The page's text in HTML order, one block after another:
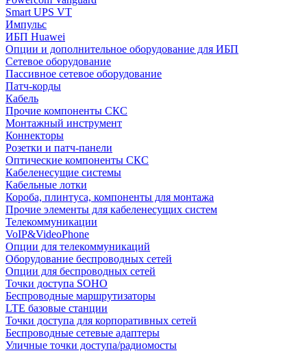
Smart UPS VT
Импульс
ИБП Huawei
Опции и дополнительное оборудование для ИБП
Сетевое оборудование
Пассивное сетевое оборудование
Патч-корды
Кабель
Прочие компоненты СКС
Монтажный инструмент
Коннекторы
Розетки и патч-панели
Оптические компоненты СКС
Кабеленесущие системы
Кабельные лотки
Короба, плинтуса, компоненты для монтажа
Прочие элементы для кабеленесущих систем
Телекоммуникации
VoIP&VideoPhone
Опции для телекоммуникаций
Оборудование беспроводных сетей
Опции для беспроводных сетей
Точки доступа SOHO
Беспроводные маршрутизаторы
LTE базовые станции
Точки доступа для корпоративных сетей
Беспроводные сетевые адаптеры
Уличные точки доступа/радиомосты